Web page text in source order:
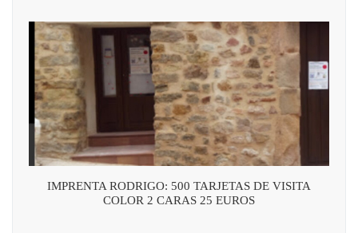
IMPRENTA RODRIGO: 500 TARJETAS DE VISITA
COLOR 2 CARAS 25 EUROS